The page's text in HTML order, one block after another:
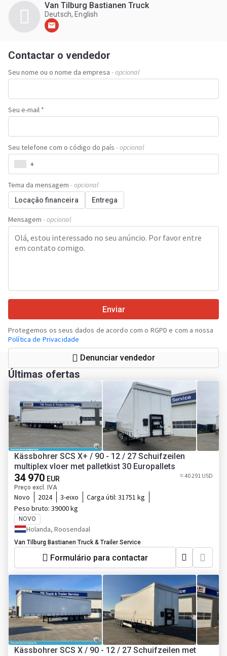
Van Tilburg Bastianen Truck
Deutsch, English
Contactar o vendedor
Seu nome ou o nome da empresa - opcional
Seu e-mail *
Seu telefone com o código do país - opcional
+
Tema da mensagem - opcional
Locação financeira Entrega
Mensagem - opcional
Enviar
Protegemos os seus dados de acordo com o RGPD e com a nossa
Política de Privacidade
Denunciar vendedor
Últimas ofertas
Kässbohrer SCS X+ / 90 - 12 / 27 Schuifzeilen
multiplex vloer met palletkist 30 Europallets
34 970 EUR
Preço excl. IVA
≈ 40 291 USD
Novo 2024 3-eixo Carga útil: 31751 kg
Peso bruto: 39000 kg
NOVO
Holanda, Roosendaal
Van Tilburg Bastianen Truck & Trailer Service
Formulário para contactar
Kässbohrer SCS X / 90 - 12 / 27 Schuifzeilen met